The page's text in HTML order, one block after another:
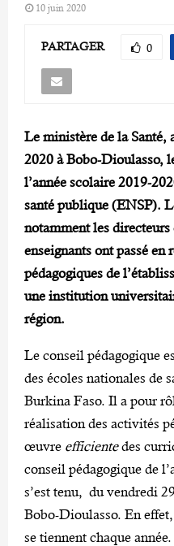
10 juin 2020
PARTAGER 0
Le ministère de la
2020 à Bobo-Dioulasso,
l’année scolaire 2019-
santé publique (ENSP).
notammentles
enseignants ont passé en
pédagogiques de
une institution
région.
Le conseil pédagogique
des écoles nationales de
Burkina Faso. Il a pour
réalisation des activités
œuvre efficientedes
conseil pédagogique de
s’est tenu, du vendredi
Bobo-Dioulasso. En
se tiennent chaque année.